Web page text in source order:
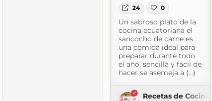
24 0
Un sabroso plato de la
cocina ecuatoriana el
sancocho de carne es
una comida ideal para
preparar durante todo
el año, sencilla y fácil de
hacer se asemeja a (...)
Recetas de